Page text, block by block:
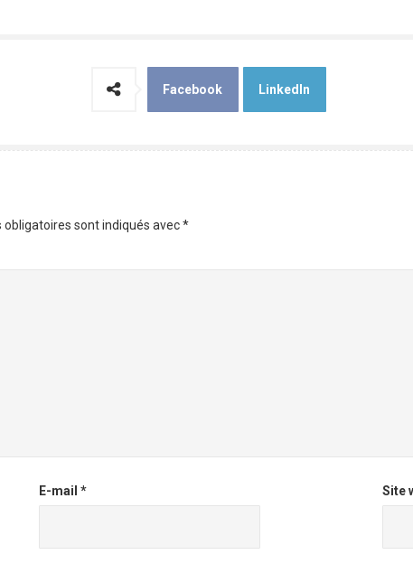
Facebook LinkedIn
obligatoires sont indiqués avec*
E-mail * Site